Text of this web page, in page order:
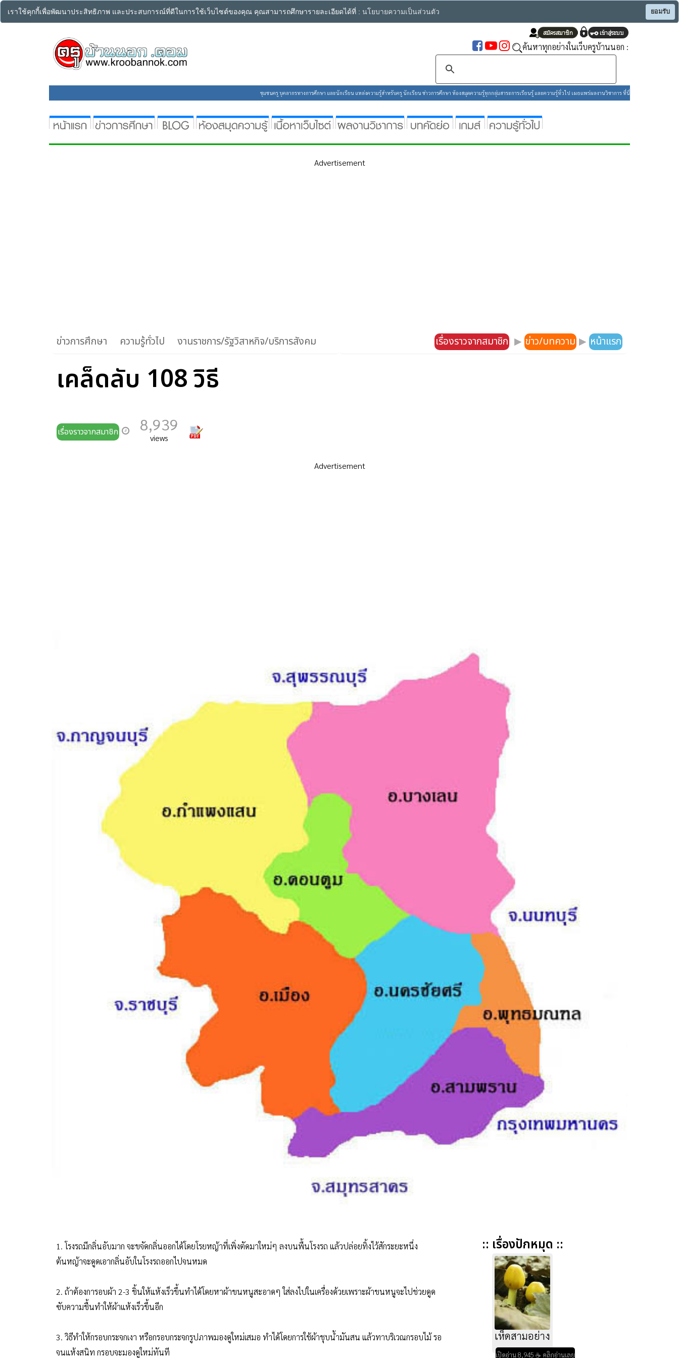
เราใช้คุกกี้เพื่อพัฒนาประสิทธิภาพ และประสบการณ์ที่ดีในการใช้เว็บไซต์ของคุณ คุณสามารถศึกษารายละเอียดได้ที่ : นโยบายความเป็นส่วนตัว ยอมรับ
ค้นหาทุกอย่างในเว็บครูบ้านนอก :
ชุมชนครู บุคลากรทางการศึกษา และนักเรียน แหล่งความรู้สำหรับครู นักเรียน ข่าวการศึกษา ห้องสมุดความรู้ทุกกลุ่มสาระการเรียนรู้ และความรู้ทั่วไป เผยแพร่ผลงานวิชาการ ที่นี่
Advertisement
ข่าวการศึกษา ความรู้ทั่วไป งานราชการ/รัฐวิสาหกิจ/บริการสังคม เรื่องราวจากสมาชิก ▶ ข่าว/บทความ ▶ หน้าแรก
เคล็ดลับ 108 วิธี
เรื่องราวจากสมาชิก 8,939
views
Advertisement
1. โรงรถมีกลิ่นอับมาก จะขจัดกลิ่นออกได้โดยโรยหญ้าที่เพิ่งตัดมาใหม่ๆ ลงบนพื้นโรงรถ แล้วปล่อยทิ้งไว้สักระยะหนึ่ง
ต้นหญ้าจะดูดเอากลิ่นอับในโรงรถออกไปจนหมด
2. ถ้าต้องการอบผ้า 2-3 ชิ้นให้แห้งเร็วขึ้นทำได้โดยหาผ้าขนหนูสะอาดๆ ใส่ลงไปในเครื่องด้วยเพราะผ้าขนหนูจะไปช่วยดูด
ซับความชื้นทำให้ผ้าแห้งเร็วขึ้นอีก
3. วิธีทำให้กรอบกระจกเงา หรือกรอบกระจกรูปภาพมองดูใหม่เสมอ ทำได้โดยการใช้ผ้าชุบน้ำมันสน แล้วทาบริเวณกรอบไม้ รอ
จนแห้งสนิท กรอบจะมองดูใหม่ทันที
:: เรื่องปักหมุด ::
เห็ดสามอย่าง
เปิดอ่าน 8,945 ☕ คลิกอ่านเลย